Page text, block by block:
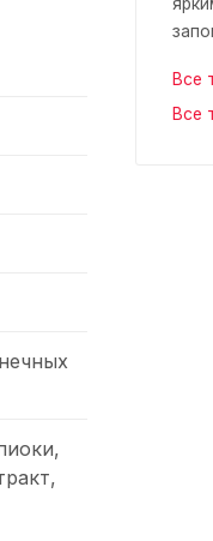
Все
Все